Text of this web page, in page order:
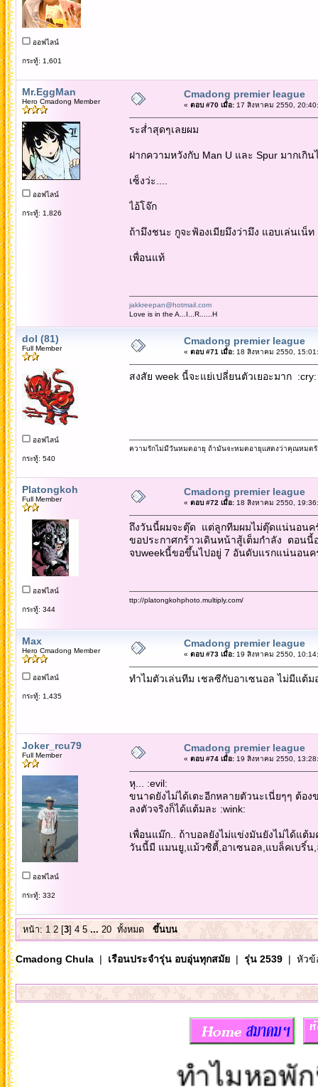
ออฟไลน์
กระทู้: 1,601
Mr.EggMan
Hero Cmadong Member
ออฟไลน์
กระทู้: 1,826
Cmadong premier league
« ตอบ #70 เมื่อ:17 สิงหาคม 2550,
ระส่ำสุดๆเลยผม
ฝากความหวังกับ Man U และ Spur มากเกิน
เซ็งว่ะ....
ไอ้โจ๊ก
ถ้ามึงชนะ กูจะฟ้องเมียมึงว่ามึง แอบเล่นเน็
เพื่อนแท้
jakkreepan@hotmail.com
Love is in the A...I...R......H
dol (81)
Full Member
ออฟไลน์
กระทู้: 540
Cmadong premier league
« ตอบ #71 เมื่อ:18 สิงหาคม 2550,
สงสัย week นี้จะแย่เปลี่ยนตัวเยอะมาก
ความรักไม่มีวันหมดอายุ ถ้ามันจะหมดอายุแสดงว่าคุณหมดรั
Platongkoh
Full Member
ออฟไลน์
กระทู้: 344
Cmadong premier league
« ตอบ #72 เมื่อ:18 สิงหาคม 2550,
ถึงวันนี้ผมจะตุ๊ด แต่ลูกทีมผมไม่ตุ๊ดแน่นอนค
ขอประกาศกร้าวเดินหน้าสู้เต็มกำลัง ตอนนี้
จบweekนี้ขอขึ้นไปอยู่ 7 อันดับแรกแน่นอนค
ttp://platongkohphoto.multiply.com/
Max
Hero Cmadong Member
ออฟไลน์
กระทู้: 1,435
Cmadong premier league
« ตอบ #73 เมื่อ:19 สิงหาคม 2550,
ทำไมตัวเล่นทีม เชลซีกับอาเซนอล ไม่มีแต้ม
Joker_rcu79
Full Member
ออฟไลน์
กระทู้: 332
Cmadong premier league
« ตอบ #74 เมื่อ:19 สิงหาคม 2550,
หุ... :evil:
ขนาดยังไม่ได้เตะอีกหลายตัวนะเนี่ยๆๆ ต้อ
ลงตัวจริงก็ได้แต้มละ :wink:
เพื่อนแม๊ก.. ถ้าบอลยังไม่แข่งมันยังไม่ได้แต้ม
วันนี้มี แมนยู,แม้วซิตี้,อาเซนอล,แบล็คเบริ์น,
หน้า:1 2[3]4 5 ...20 ทั้งหมด ขึ้นบน
Cmadong Chula| เรือนประจำรุ่น อบอุ่นทุกสมัย| รุ่น 2539| หัวข้
ทำไมหอพัก